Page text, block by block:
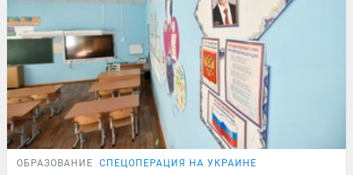
ОБРАЗОВАНИЕ СПЕЦОПЕРАЦИЯ НА УКРАИНЕ